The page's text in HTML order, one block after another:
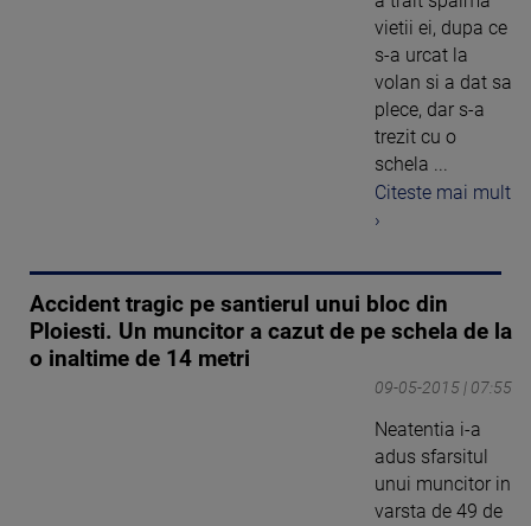
vietii ei, dupa ce
s-a urcat la
volan si a dat sa
plece, dar s-a
trezit cu o
schela ...
Citeste mai mult
›
Accident tragic pe santierul unui bloc din
Ploiesti. Un muncitor a cazut de pe schela de la
o inaltime de 14 metri
09-05-2015 | 07:55
Neatentia i-a
adus sfarsitul
unui muncitor in
varsta de 49 de